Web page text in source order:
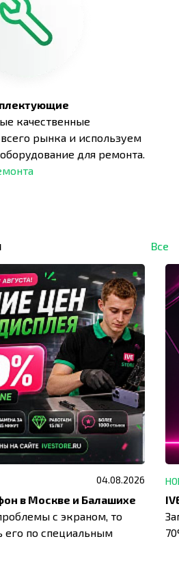
качественные
рынка и используем
для ремонта.
Все
04.08.2026
в Москве и Балашихе
с экраном, то
его по специальным